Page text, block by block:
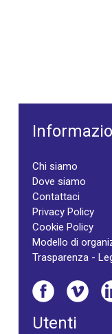
Chi siamo
Dove siamo
Contattaci
Privacy Policy
Cookie Policy
Modello di
Trasparenza -
Utenti